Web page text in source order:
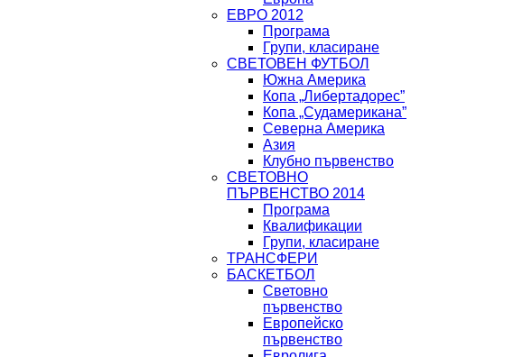
ЕВРО 2012
Програма
Групи, класиране
СВЕТОВЕН ФУТБОЛ
Южна Америка
Копа „Либертадорес”
Копа „Судамерикана”
Северна Америка
Азия
Клубно първенство
СВЕТОВНО
ПЪРВЕНСТВО 2014
Програма
Квалификации
Групи, класиране
ТРАНСФЕРИ
БАСКЕТБОЛ
Световно
първенство
Европейско
първенство